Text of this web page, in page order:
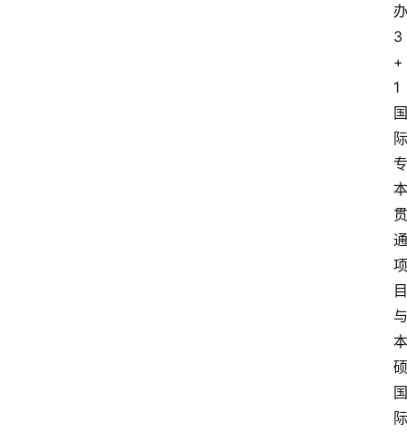
办
3
+
1
国
际
专
本
贯
通
项
目
与
本
硕
国
际